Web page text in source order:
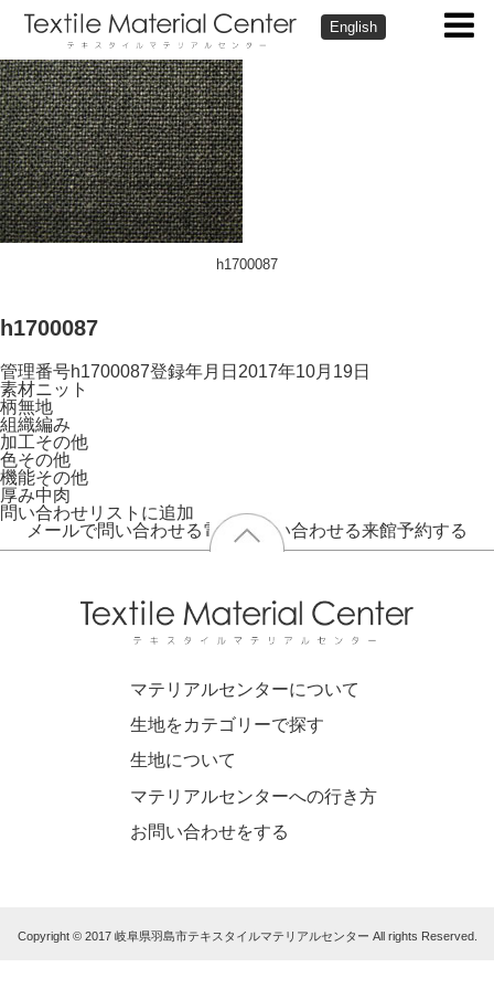
English
h1700087
h1700087
管理番号h1700087登録年月日 2017年10月19日
素材ニット
柄無地
組織編み
加工その他
色その他
機能その他
厚み中肉
問い合わせリストに追加
メールで問い合わせる電話で問い合わせる来館予約する
マテリアルセンターについて
生地をカテゴリーで探す
生地について
マテリアルセンターへの行き方
お問い合わせをする
Copyright © 2017 岐阜県羽島市テキスタイルマテリアルセンター All rights Reserved.